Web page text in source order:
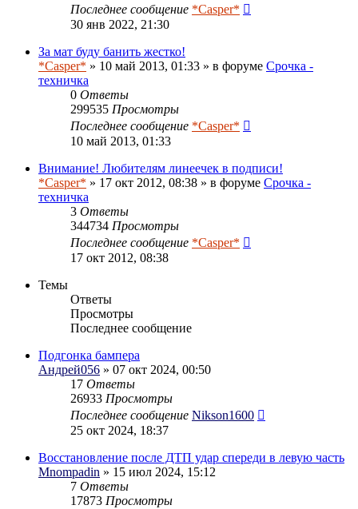
Последнее сообщение *Casper*
30 янв 2022, 21:30
За мат буду банить жестко!
*Casper* » 10 май 2013, 01:33 » в форуме Срочка -
техничка
0 Ответы
299535 Просмотры
Последнее сообщение *Casper*
10 май 2013, 01:33
Внимание! Любителям линеечек в подписи!
*Casper* » 17 окт 2012, 08:38 » в форуме Срочка -
техничка
3 Ответы
344734 Просмотры
Последнее сообщение *Casper*
17 окт 2012, 08:38
Темы
Ответы
Просмотры
Последнее сообщение
Подгонка бампера
Андрей056 » 07 окт 2024, 00:50
17 Ответы
26933 Просмотры
Последнее сообщение Nikson1600
25 окт 2024, 18:37
Восстановление после ДТП удар спереди в левую часть
Mnompadin » 15 июл 2024, 15:12
7 Ответы
17873 Просмотры